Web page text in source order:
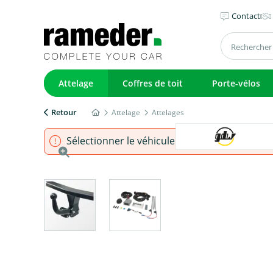
Contact
Attelage Coffres de toit Porte-vélos
Retour Attelage Attelages
Sélectionner le véhicule pour s'assurer que